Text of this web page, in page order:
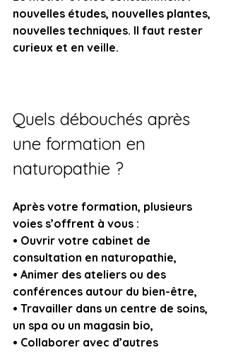
nouvelles études, nouvelles plantes,
nouvelles techniques. Il faut rester
curieux et en veille.
Quels débouchés après
une formation en
naturopathie ?
Après votre formation, plusieurs
voies s’offrent à vous :
• Ouvrir votre cabinet de
consultation en naturopathie,
• Animer des ateliers ou des
conférences autour du bien-être,
• Travailler dans un centre de soins,
un spa ou un magasin bio,
• Collaborer avec d’autres